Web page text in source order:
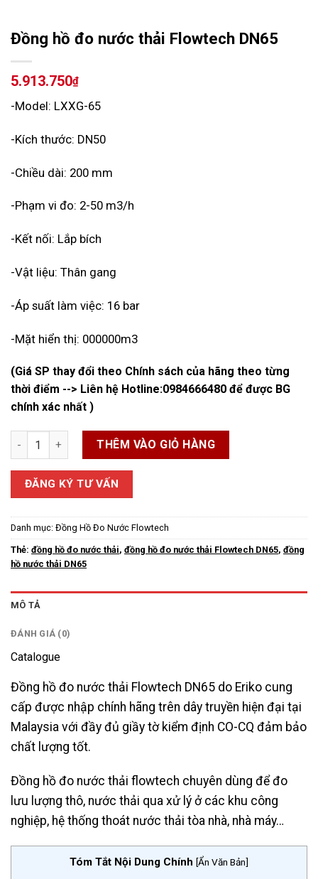
Đồng hồ đo nước thải Flowtech DN65
5.913.750₫
-Model: LXXG-65
-Kích thước: DN50
-Chiều dài: 200 mm
-Phạm vi đo: 2-50 m3/h
-Kết nối: Lắp bích
-Vật liệu: Thân gang
-Áp suất làm việc: 16 bar
-Mặt hiển thị: 000000m3
(Giá SP thay đổi theo Chính sách của hãng theo từng
thời điểm --> Liên hệ Hotline:0984666480 để được BG
chính xác nhất )
Đồng hồ đo nước thải Flowtech DN65 số lượng
THÊM VÀO GIỎ HÀNG
ĐĂNG KÝ TƯ VẤN
Danh mục: Đồng Hồ Đo Nước Flowtech
Thẻ: đồng hồ đo nước thải, đồng hồ đo nước thải Flowtech DN65, đồng
hồ nước thải DN65
MÔ TẢ
ĐÁNH GIÁ (0)
Catalogue
Đồng hồ đo nước thải Flowtech DN65 do Eriko cung
cấp được nhập chính hãng trên dây truyền hiện đại tại
Malaysia với đầy đủ giầy tờ kiểm định CO-CQ đảm bảo
chất lượng tốt.
Đồng hồ đo nước thải flowtech chuyên dùng để đo
lưu lượng thô, nước thải qua xử lý ở các khu công
nghiệp, hệ thống thoát nước thải tòa nhà, nhà máy…
Tóm Tắt Nội Dung Chính [Ẩn Văn Bản]